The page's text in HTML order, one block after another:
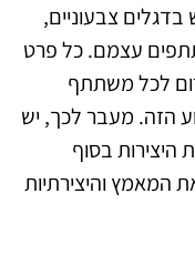
צבעוניים,
עצמם. כל פרט
לכל משתתף
הזה. מעבר לכך, יש
היצירות בסוף
המאמץ והיצירתיות